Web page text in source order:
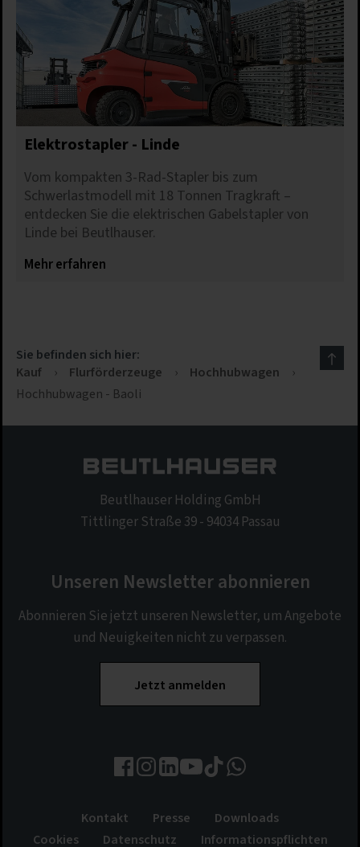
Elektrostapler - Linde
Vom kompakten 3-Rad-Stapler bis zum
Schwerlastmodell mit 18 Tonnen Tragkraft –
entdecken Sie die elektrischen Gabelstapler von
Linde bei Beutlhauser.
Mehr erfahren
Sie befinden sich hier:
Kauf
› Flurförderzeuge › Hochhubwagen
›
Hochhubwagen - Baoli
Beutlhauser Holding GmbH
Tittlinger Straße 39 - 94034 Passau
Unseren Newsletter abonnieren
Abonnieren Sie jetzt unseren Newsletter, um Angebote
und Neuigkeiten nicht zu verpassen.
Jetzt anmelden
Kontakt Presse
Downloads
Cookies
Datenschutz Informationspflichten